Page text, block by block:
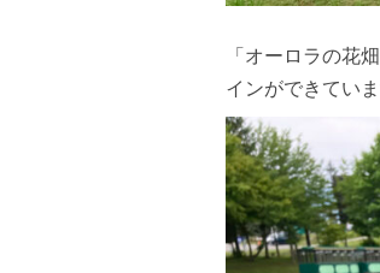
「オーロラの花
インができていま